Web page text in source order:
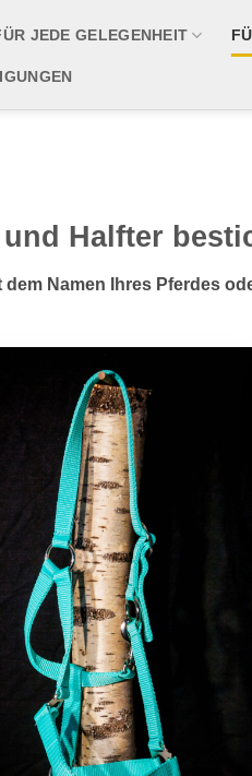
JEDE GELEGENHEIT
Halfter
Namen Ihres Pferdes